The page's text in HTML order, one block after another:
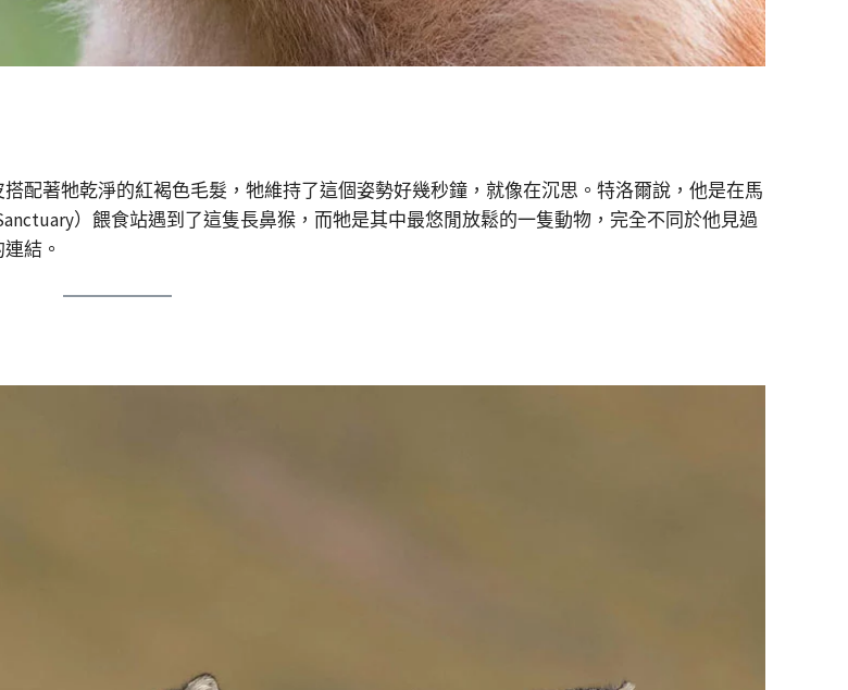
配著牠乾淨的紅褐色毛髮，牠維持了這個姿勢好幾秒鐘，就像在沉思。特洛爾說，他是在馬
）餵食站遇到了這隻長鼻猴，而牠是其中最悠閒放鬆的一隻動物，完全不同於他見過
結。